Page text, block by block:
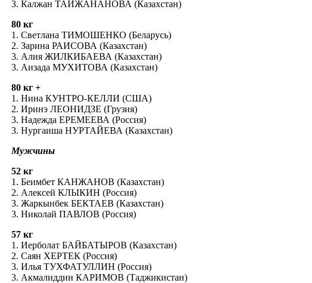
3. Калжан ТАИЖАНАНОВА (Казахстан)
80 кг
1. Светлана ТИМОШЕНКО (Беларусь)
2. Зарина РАИСОВА (Казахстан)
3. Алия ЖИЛКИБАЕВА (Казахстан)
3. Аизада МУХИТОВА (Казахстан)
80 кг +
1. Нина КУНТРО-КЕЛЛИ (США)
2. Иринэ ЛЕОНИДЗЕ (Грузия)
3. Надежда ЕРЕМЕЕВА (Россия)
3. Нургаиша НУРТАЙЕВА (Казахстан)
Мужчины
52 кг
1. Беимбет КАНЖАНОВ (Казахстан)
2. Алексей КЛЫКИН (Россия)
3. Жаркынбек БЕКТАЕВ (Казахстан)
3. Николай ПАВЛОВ (Россия)
57 кг
1. Иерболат БАЙБАТЫРОВ (Казахстан)
2. Саян ХЕРТЕК (Россия)
3. Илья ТУХФАТУЛЛИН (Россия)
3. Акмалиддин КАРИМОВ (Таджикистан)